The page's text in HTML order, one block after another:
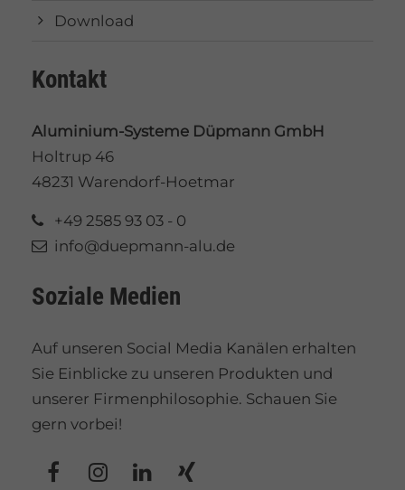
Download
Kontakt
Aluminium-Systeme Düpmann GmbH
Holtrup 46
48231 Warendorf-Hoetmar
+49 2585 93 03 - 0
info@duepmann-alu.de
Soziale Medien
Auf unseren Social Media Kanälen erhalten
Sie Einblicke zu unseren Produkten und
unserer Firmenphilosophie. Schauen Sie
gern vorbei!